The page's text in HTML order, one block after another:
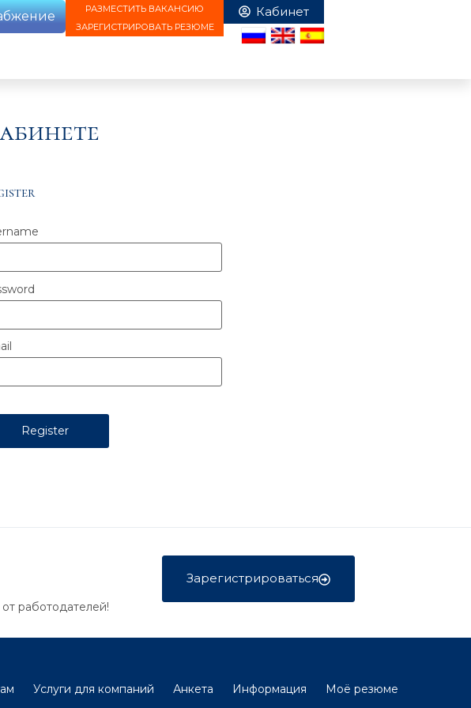
РАЗМЕСТИТЬ ВАКАНСИЮ
ЗАРЕГИСТРИРОВАТЬ РЕЗЮМЕ
работодателей!
Зарегистрироваться
Услуги для компаний Анкета Информация
Моё резюме